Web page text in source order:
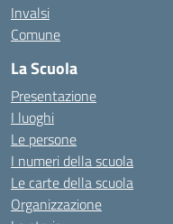
Invalsi
Comune
La Scuola
Presentazione
I luoghi
Le persone
I numeri della scuola
Le carte della scuola
Organizzazione